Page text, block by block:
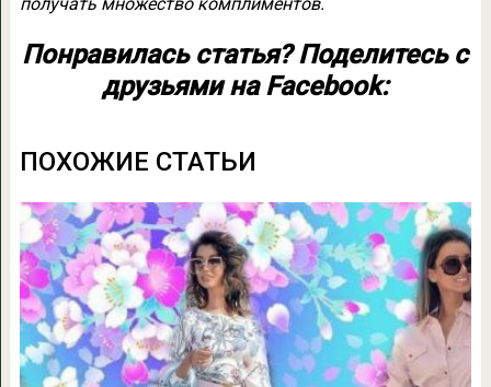
Понравилась статья? Поделитесь с
друзьями на Facebook:
ПОХОЖИЕ СТАТЬИ